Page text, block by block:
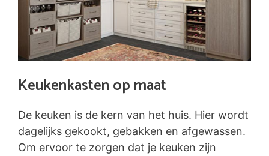
Keukenkasten op maat
De keuken is de kern van het huis. Hier wordt
dagelijks gekookt, gebakken en afgewassen.
Om ervoor te zorgen dat je keuken zijn